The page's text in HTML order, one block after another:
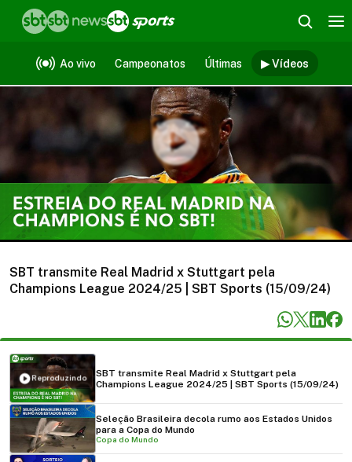
Ao vivo Campeonatos Últimas ▶ Vídeos
Vídeos
SBT transmite Real Madrid x Stuttgart pela
Champions League 2024/25 | SBT Sports (15/09/24)
Reproduzindo
SBT transmite Real Madrid x Stuttgart pela
Champions League 2024/25 | SBT Sports (15/09/24)
Seleção Brasileira decola rumo aos Estados Unidos
para a Copa do Mundo
Copa do Mundo